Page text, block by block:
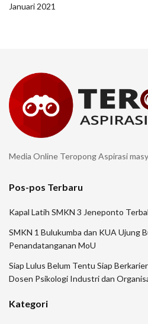
Januari 2021
Media Online Teropong Aspirasi
Pos-pos Terbaru
Kapal Latih SMKN 3 Jeneponto
SMKN 1 Bulukumba dan KUA Ujung
Penandatanganan MoU
Siap Lulus Belum Tentu Siap
Dosen Psikologi Industri dan
Kategori